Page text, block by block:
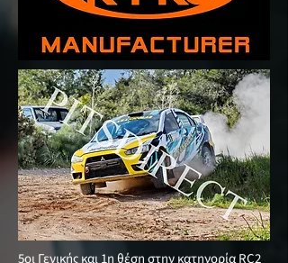
5οι Γενικής και 1η θέση στην κατηγορία RC2